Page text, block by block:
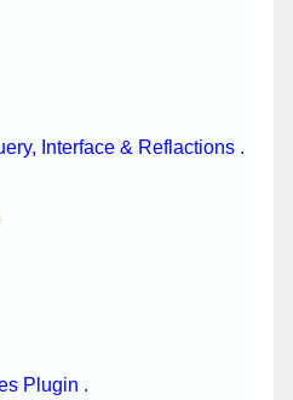
Interface & Reflactions .
Plugin .